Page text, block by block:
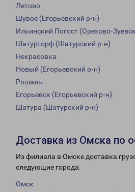
Летово
Шувое (Егорьевский р-н)
Ильинский Погост (Орехово-
Шатурторф (Шатурский р-н)
Некрасовка
Новый (Егорьевский р-н)
Рошаль
Егорьевск (Егорьевский р-н)
Шатура (Шатурский р-н)
Доставка из Омска по
Из филиала в Омске доставка
следующие города:
Омск